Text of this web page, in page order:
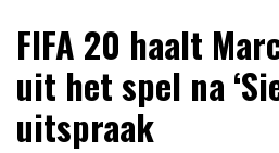
Online Krasloten
jou verzameld
FIFA 20 haalt
uit het spel na
uitspraak